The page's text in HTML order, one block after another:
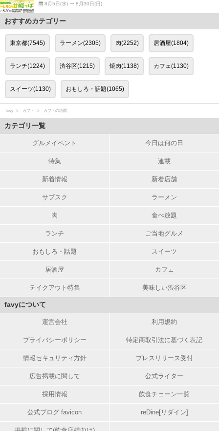
8月5日(水) 〜 8月30日(日)
おすすめカテゴリー
東京都(7545) ラーメン(2305) 肉(2252) 居酒屋(1804)
ランチ(1224) 渋谷区(1215) 焼肉(1138) カフェ(1130)
スイーツ(1130) おもしろ・話題(1065)
favy カブト カブトの地図
カテゴリ一覧
グルメイベント 今日は何の日
特集 連載
新着情報 新着店舗
サブスク ラーメン
肉 食べ放題
ランチ ご当地グルメ
おもしろ・話題 スイーツ
居酒屋 カフェ
テイクアウト特集 美味しい渋谷区
favyについて
運営会社 利用規約
プライバシーポリシー 特定商取引法に基づく表記
情報セキュリティ方針 プレスリリース受付
広告掲載に関して 公式ライター
採用情報 飲食チェーン一覧
公式ブログ favicon reDine[リダイン]